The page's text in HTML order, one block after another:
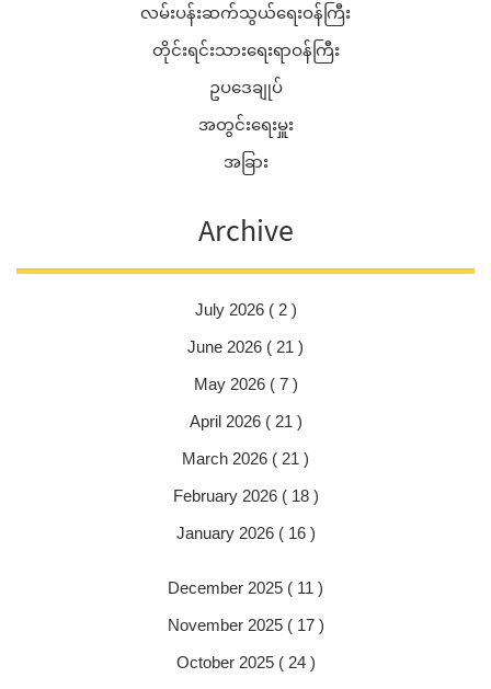
လမ်းပန်းဆက်သွယ်ရေးဝန်ကြီး
တိုင်းရင်းသားရေးရာဝန်ကြီး
ဥပဒေချုပ်
အတွင်းရေးမှူး
အခြား
Archive
July 2026 ( 2 )
June 2026 ( 21 )
May 2026 ( 7 )
April 2026 ( 21 )
March 2026 ( 21 )
February 2026 ( 18 )
January 2026 ( 16 )
December 2025 ( 11 )
November 2025 ( 17 )
October 2025 ( 24 )